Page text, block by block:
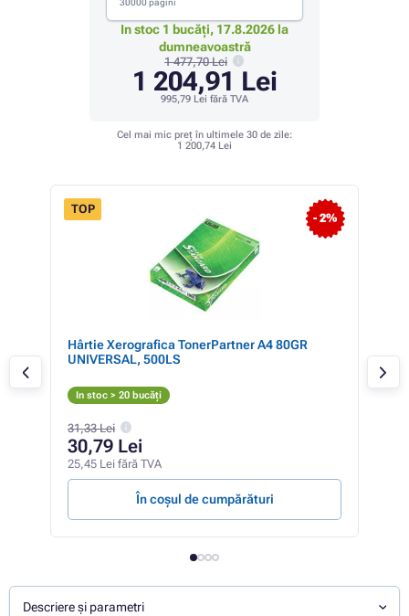
In stoc 1 bucăți, 17.8.2026 la
dumneavoastră
1 477,70 Lei
1 204,91 Lei
995,79 Lei fără TVA
Cel mai mic preț în ultimele 30 de zile:
1 200,74 Lei
- 2%
TOP
Hârtie Xerografica TonerPartner A4 80GR
UNIVERSAL, 500LS
In stoc > 20 bucăți
31,33 Lei
30,79 Lei
25,45 Lei fără TVA
În coșul de cumpărături
Descriere și parametri